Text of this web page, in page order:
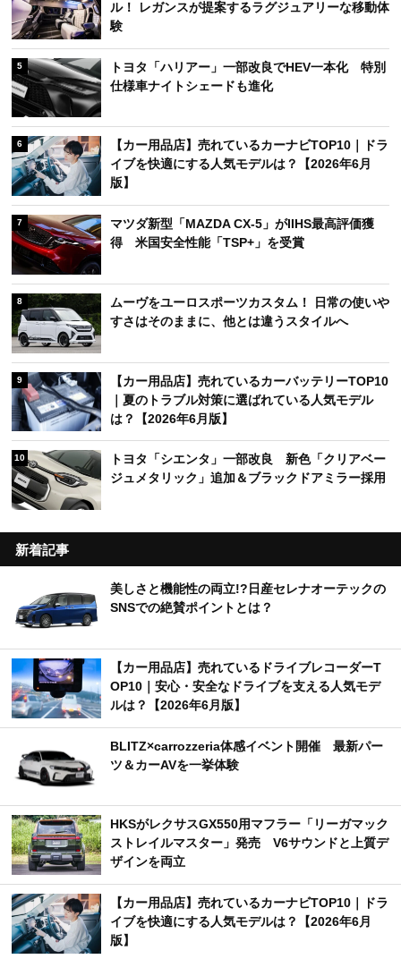
ル！ レガンスが提案するラグジュアリーな移動体
験
5
トヨタ「ハリアー」一部改良でHEV一本化 特別
仕様車ナイトシェードも進化
6
【カー用品店】売れているカーナビTOP10｜ドラ
イブを快適にする人気モデルは？【2026年6月
版】
7
マツダ新型「MAZDA CX-5」がIIHS最高評価獲
得 米国安全性能「TSP+」を受賞
8
ムーヴをユーロスポーツカスタム！ 日常の使いや
すさはそのままに、他とは違うスタイルへ
9
【カー用品店】売れているカーバッテリーTOP10
｜夏のトラブル対策に選ばれている人気モデル
は？【2026年6月版】
10
トヨタ「シエンタ」一部改良 新色「クリアベー
ジュメタリック」追加＆ブラックドアミラー採用
新着記事
美しさと機能性の両立!?日産セレナオーテックの
SNSでの絶賛ポイントとは？
【カー用品店】売れているドライブレコーダーT
OP10｜安心・安全なドライブを支える人気モデ
ルは？【2026年6月版】
BLITZ×carrozzeria体感イベント開催 最新パー
ツ＆カーAVを一挙体験
HKSがレクサスGX550用マフラー「リーガマック
ストレイルマスター」発売 V6サウンドと上質デ
ザインを両立
【カー用品店】売れているカーナビTOP10｜ドラ
イブを快適にする人気モデルは？【2026年6月
版】